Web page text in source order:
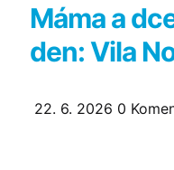
Máma a
den: Vila
22. 6. 2026 0